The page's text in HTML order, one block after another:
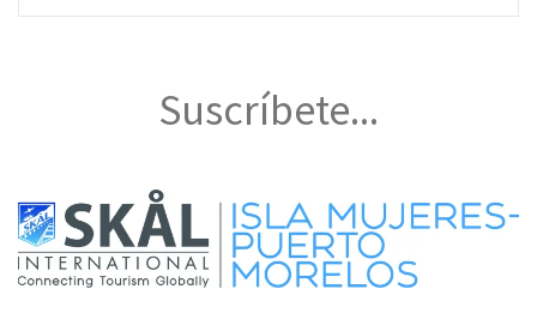
Suscríbete...